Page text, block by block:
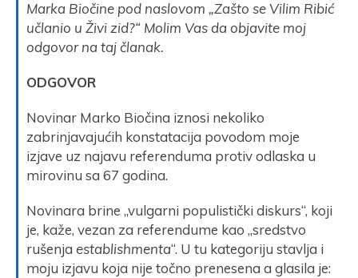
Marka Biočine pod naslovom „Zašto se Vilim Ribić
učlanio u Živi zid?“ Molim Vas da objavite moj
odgovor na taj članak.
ODGOVOR
Novinar Marko Biočina iznosi nekoliko
zabrinjavajućih konstatacija povodom moje
izjave uz najavu referenduma protiv odlaska u
mirovinu sa 67 godina.
Novinara brine „vulgarni populistički diskurs“, koji
je, kaže, vezan za referendume kao „sredstvo
rušenja establishmenta“. U tu kategoriju stavlja i
moju izjavu koja nije točno prenesena a glasila je: